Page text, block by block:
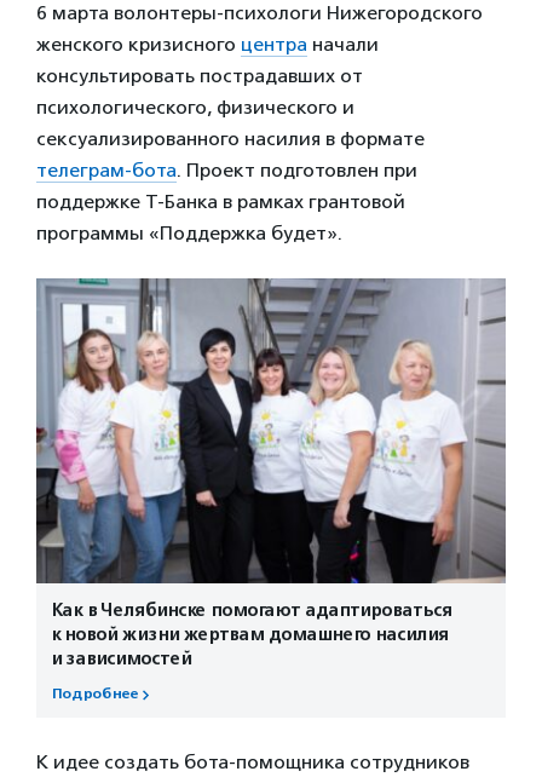
6 марта волонтеры-психологи Нижегородского
женского кризисного центра начали
консультировать пострадавших от
психологического, физического и
сексуализированного насилия в формате
телеграм-бота. Проект подготовлен при
поддержке Т-Банка в рамках грантовой
программы «Поддержка будет».
Как в Челябинске помогают адаптироваться
к новой жизни жертвам домашнего насилия
и зависимостей
Подробнее
К идее создать бота-помощника сотрудников